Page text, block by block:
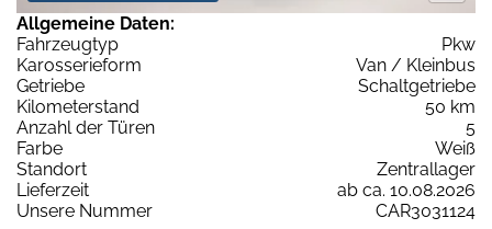
Allgemeine Daten:
Fahrzeugtyp
Pkw
Karosserieform
Van / Kleinbus
Getriebe
Schaltgetriebe
Kilometerstand
50 km
Anzahl der Türen
5
Farbe
Weiß
Standort
Zentrallager
Lieferzeit
ab ca. 10.08.2026
Unsere Nummer
CAR3031124